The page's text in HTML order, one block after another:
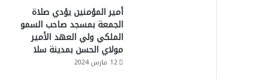
أمير المؤمنين يؤدي صلاة
الجمعة بمسجد صاحب السمو
الملكي ولي العهد الأمير
مولاي الحسن بمدينة سلا
12 مارس 2024